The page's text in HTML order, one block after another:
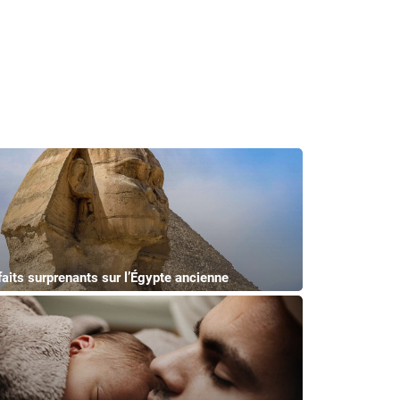
surprenants sur l’Égypte ancienne